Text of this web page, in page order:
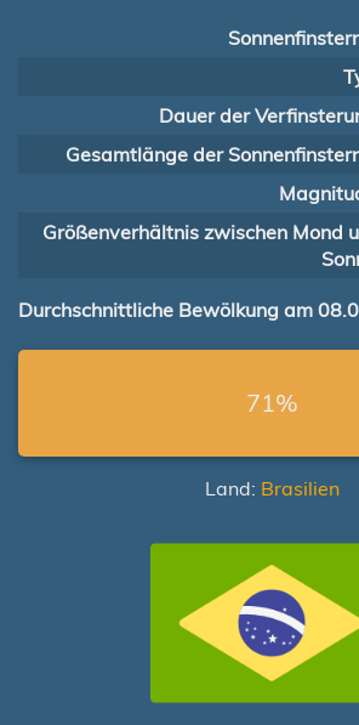
Dauer der
Gesamtlänge der
Größenverhältnis zwischen Mond
Durchschnittliche Bewölkung am
71%
Land: Brasilien